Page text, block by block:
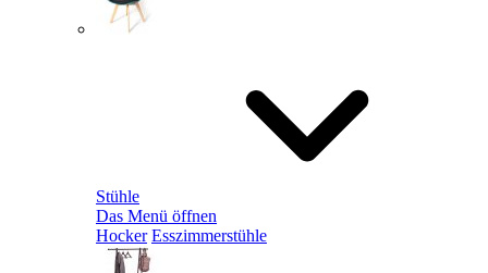
Stühle
Das Menü öffnen
Hocker Esszimmerstühle